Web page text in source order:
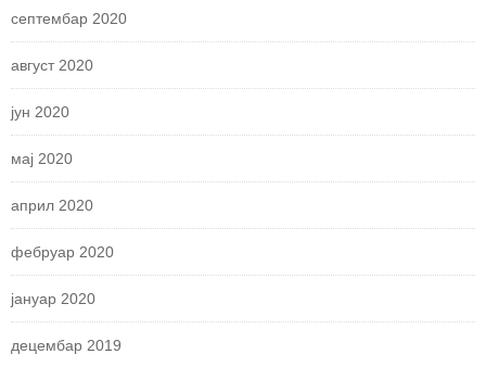
септембар 2020
август 2020
јун 2020
мај 2020
април 2020
фебруар 2020
јануар 2020
децембар 2019